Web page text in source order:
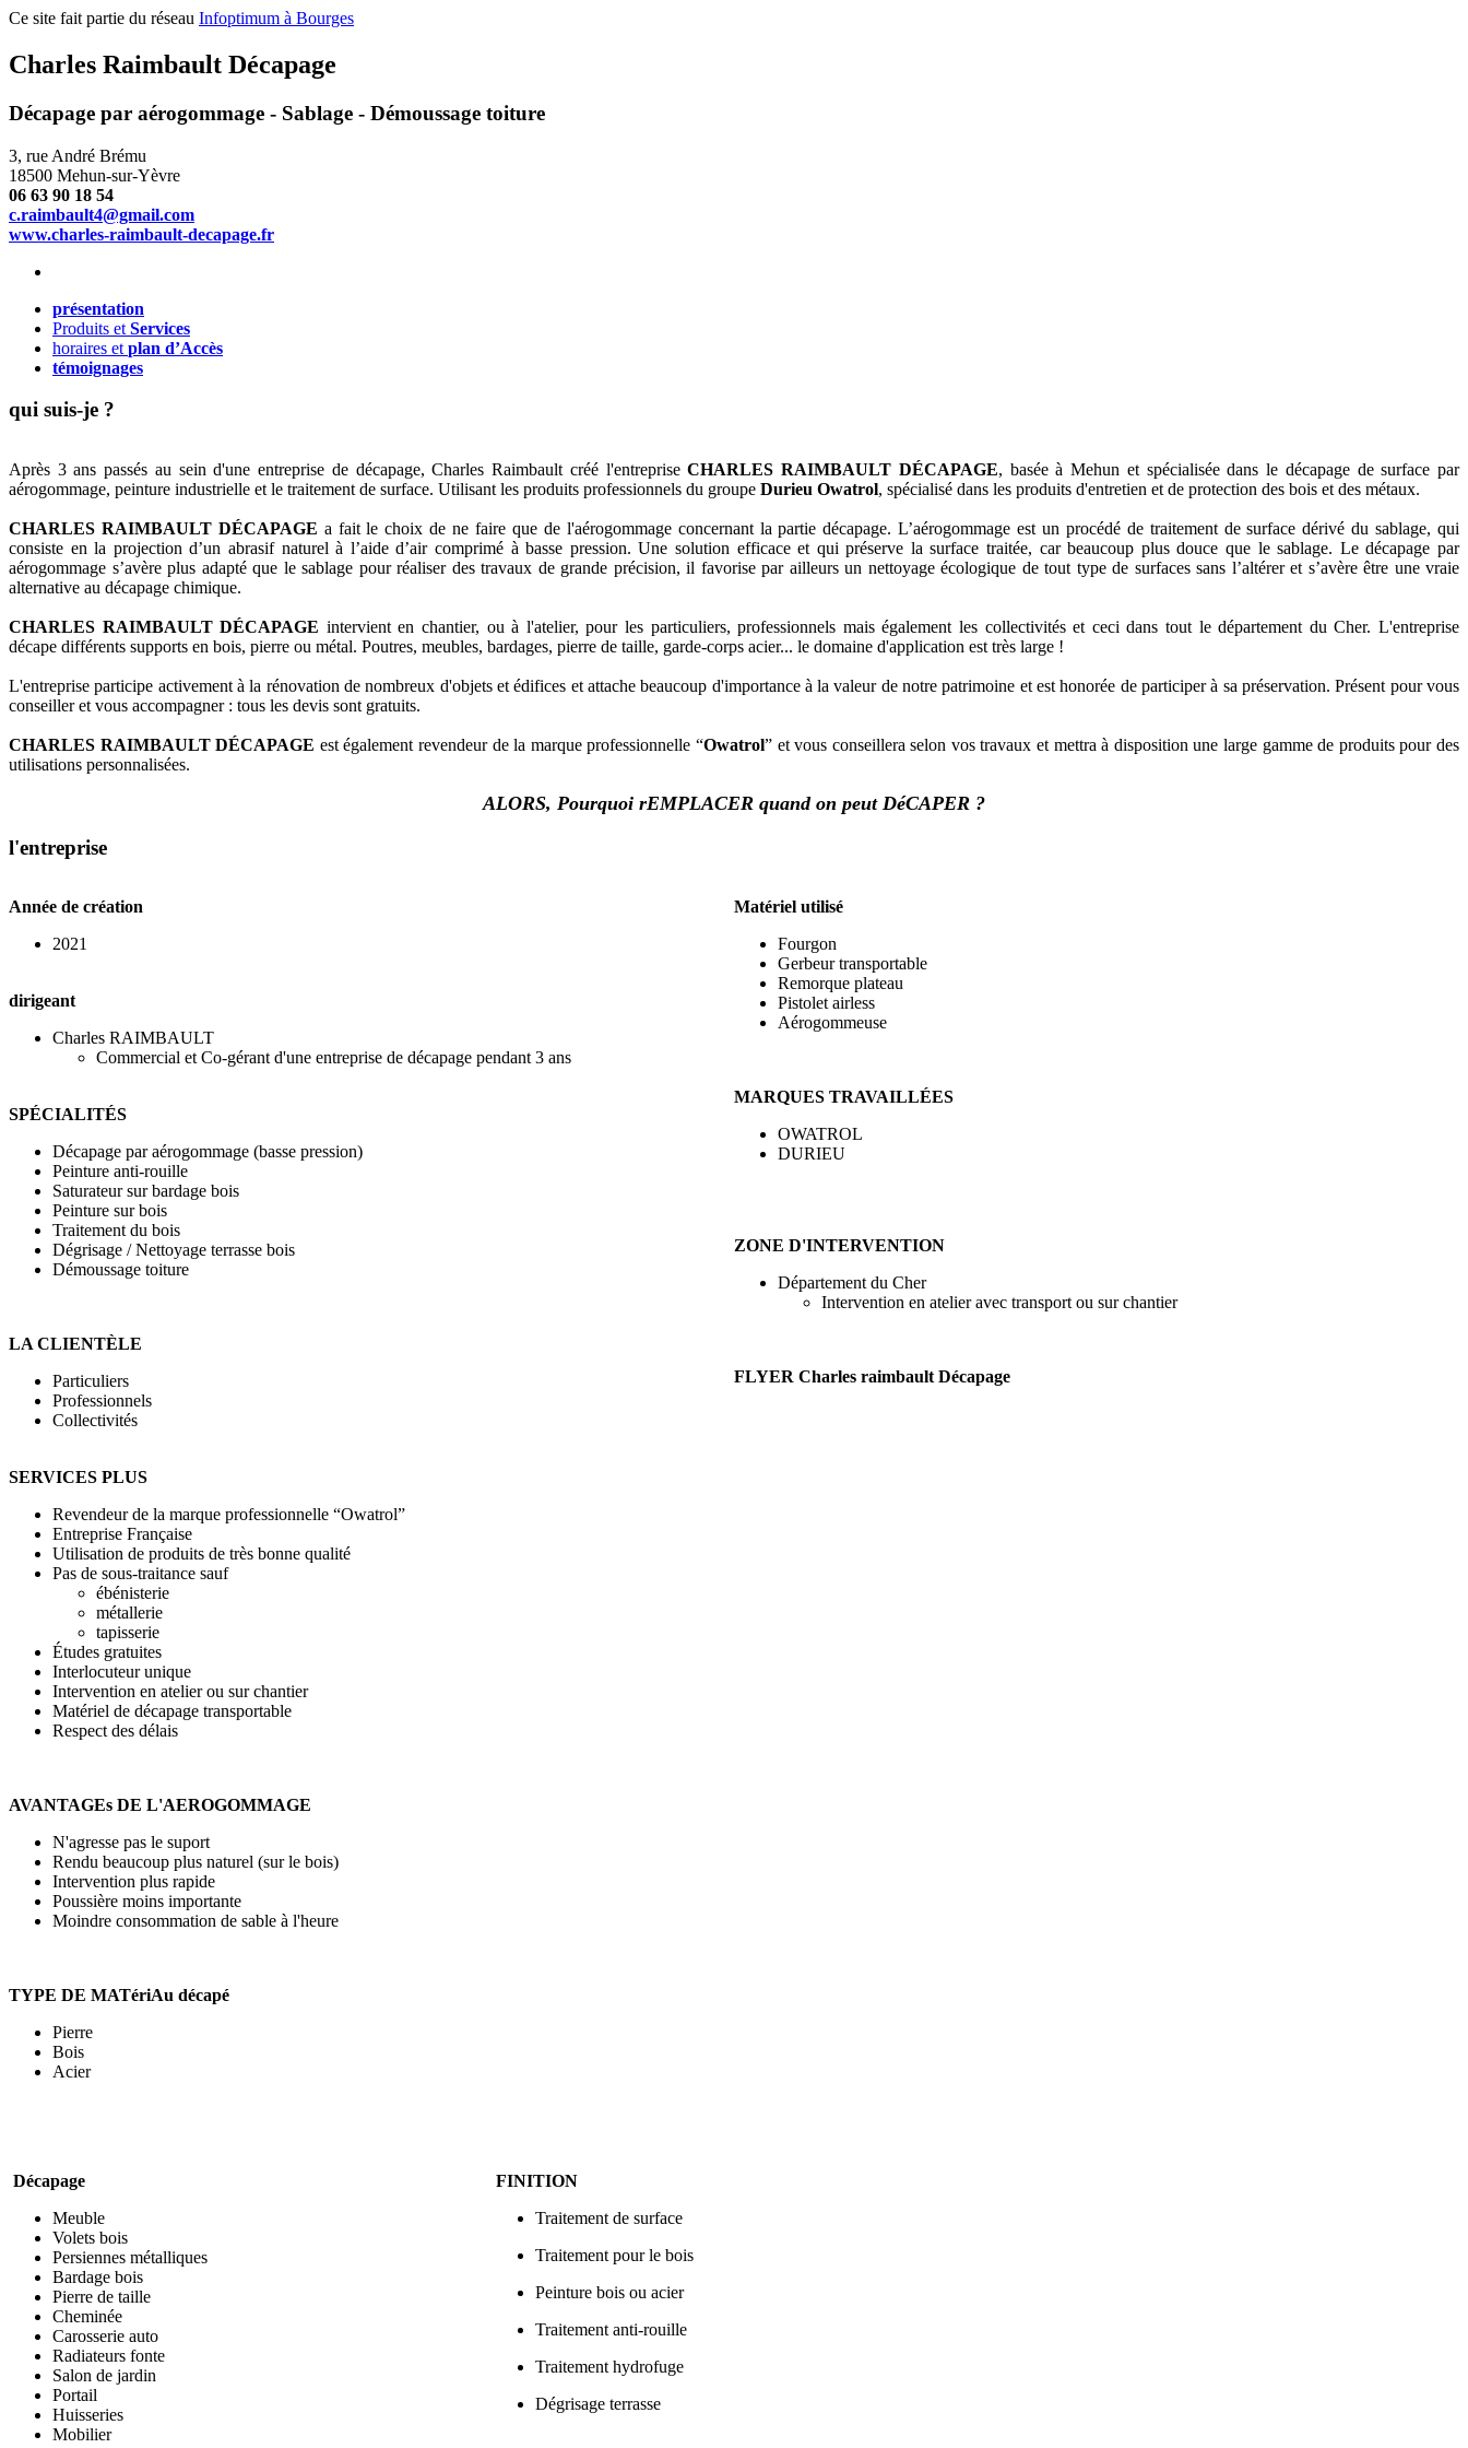
Ce site fait partie du réseau Infoptimum à Bourges
Charles Raimbault Décapage
Décapage par aérogommage - Sablage - Démoussage toiture
3, rue André Brému
18500 Mehun-sur-Yèvre
06 63 90 18 54
c.raimbault4@gmail.com
www.charles-raimbault-decapage.fr
présentation
Produits et Services
horaires et plan d’Accès
témoignages
qui suis-je ?
Après 3 ans passés au sein d'une entreprise de décapage, Charles Raimbault créé l'entrepriseCHARLES RAIMBAULT DÉCAPAGE, basée à Mehun et spécialisée dans le décapage de surface par
aérogommage, peinture industrielle et le traitement de surface. Utilisant les produits professionnels du groupe Durieu Owatrol, spécialisé dans les produits d'entretien et de protection des bois et des métaux.
CHARLES RAIMBAULT DÉCAPAGE a fait le choix de ne faire que de l'aérogommage concernant la partie décapage. L’aérogommage est un procédé de traitement de surface dérivé du sablage, qui
consiste en la projection d’un abrasif naturel à l’aide d’air comprimé à basse pression. Une solution efficace et qui préserve la surface traitée, car beaucoup plus douce que le sablage. Le décapage par
aérogommage s’avère plus adapté que le sablage pour réaliser des travaux de grande précision, il favorise par ailleurs un nettoyage écologique de tout type de surfaces sans l’altérer et s’avère être une vraie
alternative au décapage chimique.
CHARLES RAIMBAULT DÉCAPAGE intervient en chantier, ou à l'atelier, pour les particuliers, professionnels mais également les collectivités et ceci dans tout le département du Cher. L'entreprise
décape différents supports en bois, pierre ou métal. Poutres, meubles, bardages, pierre de taille, garde-corps acier... le domaine d'application est très large !
L'entreprise participe activement à la rénovation de nombreux d'objets et édifices et attache beaucoup d'importance à la valeur de notre patrimoine et est honorée de participer à sa préservation. Présent pour vous
conseiller et vous accompagner : tous les devis sont gratuits.
CHARLES RAIMBAULT DÉCAPAGE est également revendeur de la marque professionnelle “Owatrol” et vous conseillera selon vos travaux et mettra à disposition une large gamme de produits pour des
utilisations personnalisées.
ALORS, Pourquoi rEMPLACER quand on peut DéCAPER ?
l'entreprise
Année de création
2021
dirigeant
Charles RAIMBAULT
Commercial et Co-gérant d'une entreprise de décapage pendant 3 ans
SPÉCIALITÉS
Décapage par aérogommage (basse pression)
Peinture anti-rouille
Saturateur sur bardage bois
Peinture sur bois
Traitement du bois
Dégrisage / Nettoyage terrasse bois
Démoussage toiture
LA CLIENTÈLE
Particuliers
Professionnels
Collectivités
SERVICES PLUS
Revendeur de la marque professionnelle “Owatrol”
Entreprise Française
Utilisation de produits de très bonne qualité
Pas de sous-traitance sauf
ébénisterie
métallerie
tapisserie
Études gratuites
Interlocuteur unique
Intervention en atelier ou sur chantier
Matériel de décapage transportable
Respect des délais
AVANTAGEs DE L'AEROGOMMAGE
N'agresse pas le suport
Rendu beaucoup plus naturel (sur le bois)
Intervention plus rapide
Poussière moins importante
Moindre consommation de sable à l'heure
TYPE DE MATériAu décapé
Pierre
Bois
Acier
Matériel utilisé
Fourgon
Gerbeur transportable
Remorque plateau
Pistolet airless
Aérogommeuse
MARQUES TRAVAILLÉES
OWATROL
DURIEU
ZONE D'INTERVENTION
Département du Cher
Intervention en atelier avec transport ou sur chantier
FLYER Charles raimbault Décapage
Décapage
Meuble
Volets bois
Persiennes métalliques
Bardage bois
Pierre de taille
Cheminée
Carosserie auto
Radiateurs fonte
Salon de jardin
Portail
Huisseries
Mobilier
FINITION
Traitement de surface
Traitement pour le bois
Peinture bois ou acier
Traitement anti-rouille
Traitement hydrofuge
Dégrisage terrasse